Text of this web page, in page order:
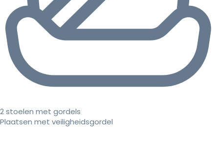
2 stoelen met gordels
Plaatsen met veiligheidsgordel